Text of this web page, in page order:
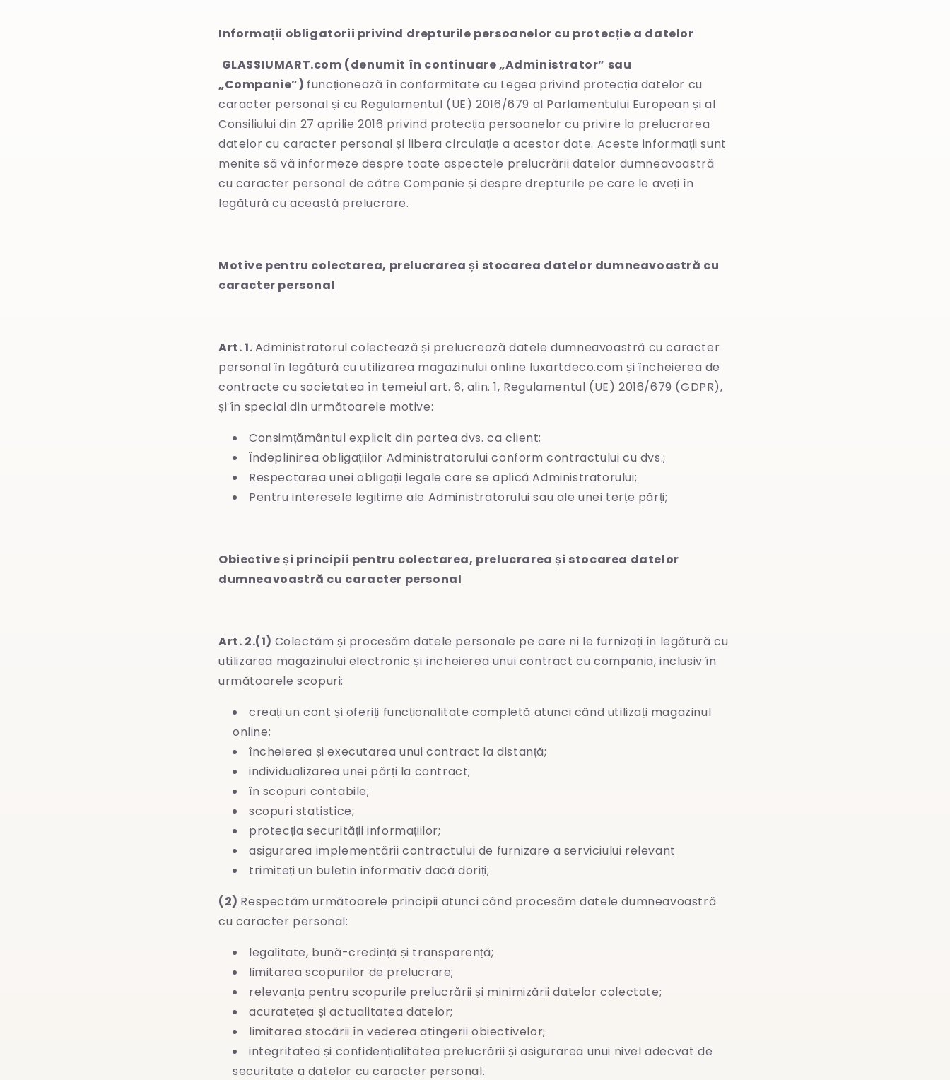
Informații obligatorii privind drepturile persoanelor cu protecție a datelor
GLASSIUMART.com (denumit în continuare „Administrator” sau
„Companie”) funcționează în conformitate cu Legea privind protecția datelor cu
caracter personal și cu Regulamentul (UE) 2016/679 al Parlamentului European și al
Consiliului din 27 aprilie 2016 privind protecția persoanelor cu privire la prelucrarea
datelor cu caracter personal și libera circulație a acestor date. Aceste informații sunt
menite să vă informeze despre toate aspectele prelucrării datelor dumneavoastră
cu caracter personal de către Companie și despre drepturile pe care le aveți în
legătură cu această prelucrare.
Motive pentru colectarea, prelucrarea și stocarea datelor dumneavoastră cu
caracter personal
Art. 1.Administratorul colectează și prelucrează datele dumneavoastră cu caracter
personal în legătură cu utilizarea magazinului online luxartdeco.com și încheierea de
contracte cu societatea în temeiul art. 6, alin. 1, Regulamentul (UE) 2016/679 (GDPR),
și în special din următoarele motive:
Consimțământul explicit din partea dvs. ca client;
Îndeplinirea obligațiilor Administratorului conform contractului cu dvs.;
Respectarea unei obligații legale care se aplică Administratorului;
Pentru interesele legitime ale Administratorului sau ale unei terțe părți;
Obiective și principii pentru colectarea, prelucrarea și stocarea datelor
dumneavoastră cu caracter personal
Art. 2.(1) Colectăm și procesăm datele personale pe care ni le furnizați în legătură cu
utilizarea magazinului electronic și încheierea unui contract cu compania, inclusiv în
următoarele scopuri:
creați un cont și oferiți funcționalitate completă atunci când utilizați magazinul
online;
încheierea și executarea unui contract la distanță;
individualizarea unei părți la contract;
în scopuri contabile;
scopuri statistice;
protecția securității informațiilor;
asigurarea implementării contractului de furnizare a serviciului relevant
trimiteți un buletin informativ dacă doriți;
(2) Respectăm următoarele principii atunci când procesăm datele dumneavoastră
cu caracter personal:
legalitate, bună-credință și transparență;
limitarea scopurilor de prelucrare;
relevanța pentru scopurile prelucrării și minimizării datelor colectate;
acuratețea și actualitatea datelor;
limitarea stocării în vederea atingerii obiectivelor;
integritatea și confidențialitatea prelucrării și asigurarea unui nivel adecvat de
securitate a datelor cu caracter personal.